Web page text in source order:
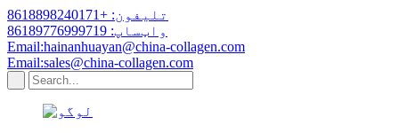
تلیفون: +8618898240171
واټساپ: 86189776999719
Email:hainanhuayan@china-collagen.com
Email:sales@china-collagen.com